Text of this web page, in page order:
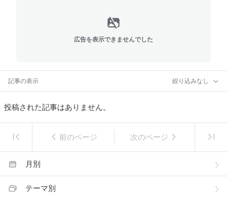
広告を表示できませんでした
記事の表示 絞り込みなし
投稿された記事はありません。
前のページ 次のページ
月別
テーマ別